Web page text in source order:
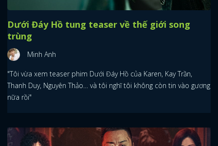
Dưới Đáy Hồ tung teaser về thế giới song
trùng
Minh Anh
"Tôi vừa xem teaser phim Dưới Đáy Hồ của Karen, Kay Trần,
Thanh Duy, Nguyên Thảo… và tôi nghĩ tôi không còn tin vào gương
nữa rồi"